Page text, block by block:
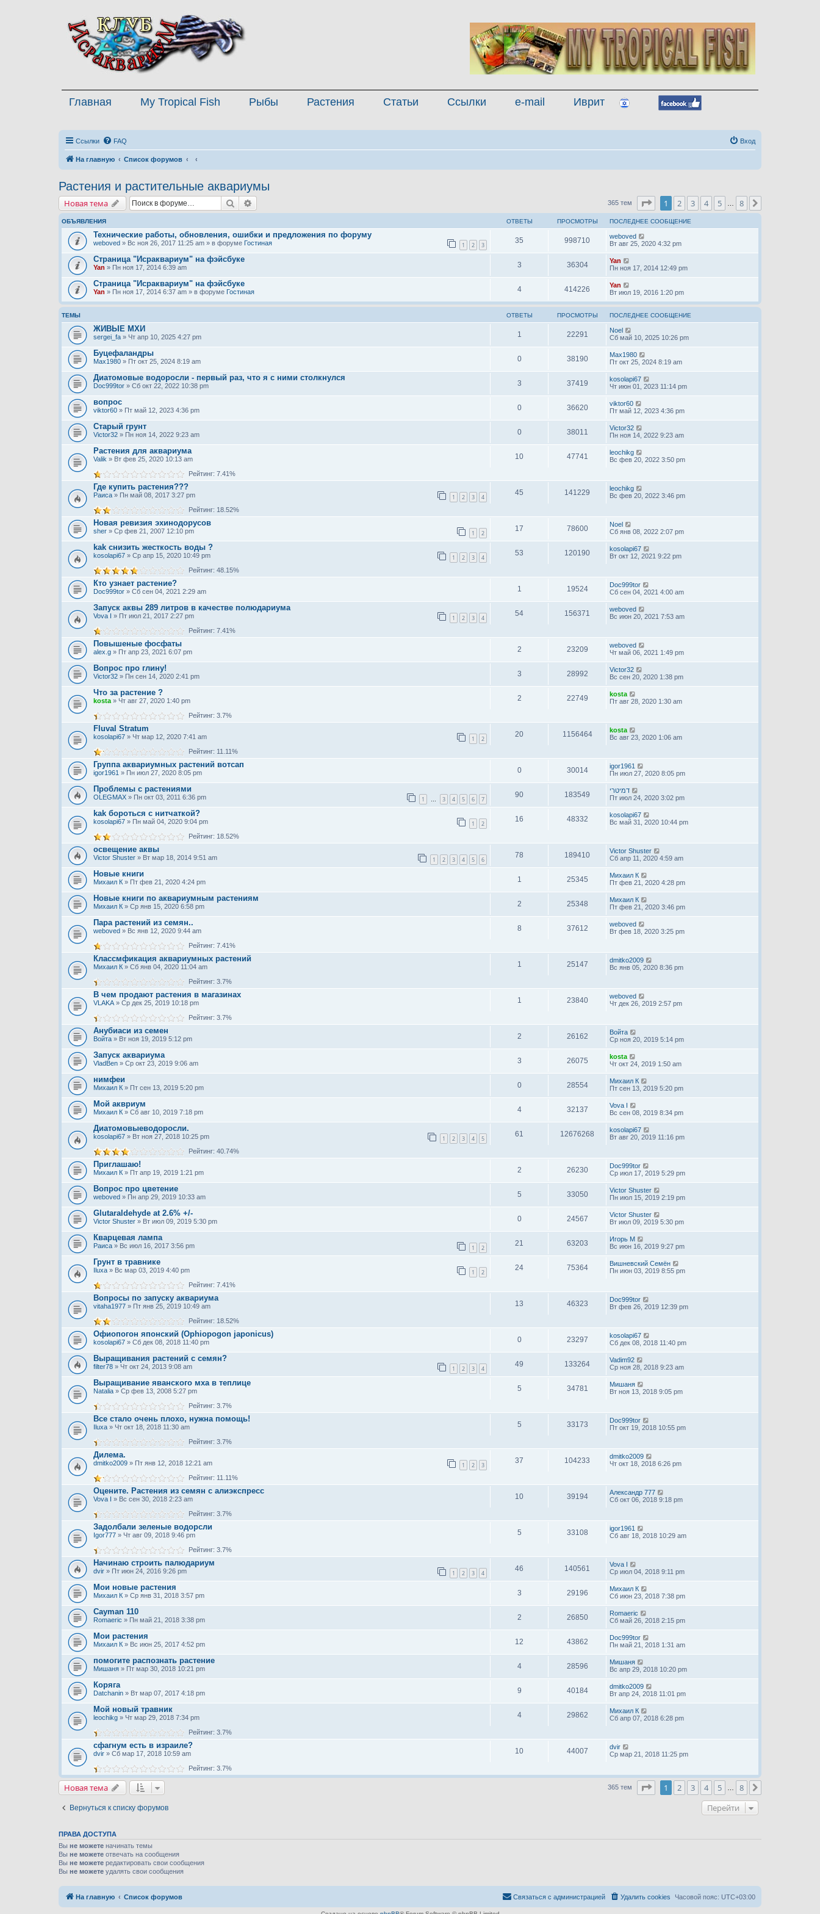
Главная My Tropical Fish Рыбы Растения Статьи Ссылки e-mail Иврит
Ссылки FAQ Вход
На главную Список форумов
Растения и растительные аквариумы
Новая тема Поиск 365 тем Страница 1 из8
1 2 3 4 5 8
ОБЪЯВЛЕНИЯ ОТВЕТЫ ПРОСМОТРЫ ПОСЛЕДНЕЕ СООБЩЕНИЕ
Технические работы, обновления, ошибки и предложения по форуму
weboved » Вс ноя 26, 2017 11:25 am » в форуме Гостиная 1 2 3
35 998710
weboved
Вт авг 25, 2020 4:32 pm
Страница "Исраквариум" на фэйсбуке
Yan » Пн ноя 17, 2014 6:39 am 3 36304
Yan
Пн ноя 17, 2014 12:49 pm
Страница "Исраквариум" на фэйсбуке
Yan » Пн ноя 17, 2014 6:37 am » в форуме Гостиная 4 414226
Yan
Вт июл 19, 2016 1:20 pm
ТЕМЫ ОТВЕТЫ ПРОСМОТРЫ ПОСЛЕДНЕЕ СООБЩЕНИЕ
ЖИВЫЕ МХИ
sergei_fa » Чт апр 10, 2025 4:27 pm 1 22291
Noel
Сб май 10, 2025 10:26 pm
Буцефаландры
Max1980 » Пт окт 25, 2024 8:19 am 0 38190
Max1980
Пт окт 25, 2024 8:19 am
Диатомовые водоросли - первый раз, что я с ними столкнулся
Doc999tor » Сб окт 22, 2022 10:38 pm 3 37419
kosolapi67
Чт июн 01, 2023 11:14 pm
вопрос
viktor60 » Пт май 12, 2023 4:36 pm 0 36620
viktor60
Пт май 12, 2023 4:36 pm
Старый грунт
Victor32 » Пн ноя 14, 2022 9:23 am 0 38011
Victor32
Пн ноя 14, 2022 9:23 am
Растения для аквариума
Valik » Вт фев 25, 2020 10:13 am
Рейтинг: 7.41%
10 47741
leochikg
Вс фев 20, 2022 3:50 pm
Где купить растения???
Раиса » Пн май 08, 2017 3:27 pm 1 2 3 4
Рейтинг: 18.52%
45 141229
leochikg
Вс фев 20, 2022 3:46 pm
Новая ревизия эхинодорусов
sher » Ср фев 21, 2007 12:10 pm 1 2
17 78600
Noel
Сб янв 08, 2022 2:07 pm
kak снизить жeсткость воды ?
kosolapi67 » Ср апр 15, 2020 10:49 pm 1 2 3 4
Рейтинг: 48.15%
53 120190
kosolapi67
Вт окт 12, 2021 9:22 pm
Кто узнает растение?
Doc999tor » Сб сен 04, 2021 2:29 am 1 19524
Doc999tor
Сб сен 04, 2021 4:00 am
Запуск аквы 289 литров в качестве полюдариума
Vova I » Пт июл 21, 2017 2:27 pm 1 2 3 4
Рейтинг: 7.41%
54 156371
weboved
Вс июн 20, 2021 7:53 am
Повышеные фосфаты
alex.g » Пт апр 23, 2021 6:07 pm 2 23209
weboved
Чт май 06, 2021 1:49 pm
Вопрос про глину!
Victor32 » Пн сен 14, 2020 2:41 pm 3 28992
Victor32
Вс сен 20, 2020 1:38 pm
Что за растение ?
kosta » Чт авг 27, 2020 1:40 pm
Рейтинг: 3.7%
2 22749
kosta
Пт авг 28, 2020 1:30 am
Fluval Stratum
kosolapi67 » Чт мар 12, 2020 7:41 am 1 2
Рейтинг: 11.11%
20 1156464
kosta
Вс авг 23, 2020 1:06 am
Группа аквариумных растений вотсап
igor1961 » Пн июл 27, 2020 8:05 pm 0 30014
igor1961
Пн июл 27, 2020 8:05 pm
Проблемы с растениями
OLEGMAX » Пн окт 03, 2011 6:36 pm 1 … 3 4 5 6 7
90 183549
דמיטרי
Пт июл 24, 2020 3:02 pm
kak бороться с нитчаткой?
kosolapi67 » Пн май 04, 2020 9:04 pm 1 2
Рейтинг: 18.52%
16 48332
kosolapi67
Вс май 31, 2020 10:44 pm
освещение аквы
Victor Shuster » Вт мар 18, 2014 9:51 am 1 2 3 4 5 6
78 189410
Victor Shuster
Сб апр 11, 2020 4:59 am
Новые книги
Михаил К » Пт фев 21, 2020 4:24 pm 1 25345
Михаил К
Пт фев 21, 2020 4:28 pm
Новые книги по аквариумным растениям
Михаил К » Ср янв 15, 2020 6:58 pm 2 25348
Михаил К
Пт фев 21, 2020 3:46 pm
Пара растений из семян..
weboved » Вс янв 12, 2020 9:44 am
Рейтинг: 7.41%
8 37612
weboved
Вт фев 18, 2020 3:25 pm
Классмфикация аквариумных растений
Михаил К » Сб янв 04, 2020 11:04 am
Рейтинг: 3.7%
1 25147
dmitko2009
Вс янв 05, 2020 8:36 pm
В чем продают растения в магазинах
VLAKA » Ср дек 25, 2019 10:18 pm
Рейтинг: 3.7%
1 23840
weboved
Чт дек 26, 2019 2:57 pm
Анубиаси из семен
Войта » Вт ноя 19, 2019 5:12 pm 2 26162
Войта
Ср ноя 20, 2019 5:14 pm
Запуск аквариума
VladBen » Ср окт 23, 2019 9:06 am 3 26075
kosta
Чт окт 24, 2019 1:50 am
нимфеи
Михаил К » Пт сен 13, 2019 5:20 pm 0 28554
Михаил К
Пт сен 13, 2019 5:20 pm
Мой аквриум
Михаил К » Сб авг 10, 2019 7:18 pm 4 32137
Vova I
Вс сен 08, 2019 8:34 pm
Диатомовыeводоросли.
kosolapi67 » Вт ноя 27, 2018 10:25 pm 1 2 3 4 5
Рейтинг: 40.74%
61 12676268
kosolapi67
Вт авг 20, 2019 11:16 pm
Приглашаю!
Михаил К » Пт апр 19, 2019 1:21 pm 2 26230
Doc999tor
Ср июл 17, 2019 5:29 pm
Вопрос про цветение
weboved » Пн апр 29, 2019 10:33 am 5 33050
Victor Shuster
Пн июл 15, 2019 2:19 pm
Glutaraldehyde at 2.6% +/-
Victor Shuster » Вт июл 09, 2019 5:30 pm 0 24567
Victor Shuster
Вт июл 09, 2019 5:30 pm
Кварцевая лампа
Раиса » Вс июл 16, 2017 3:56 pm 1 2
21 63203
Игорь М
Вс июн 16, 2019 9:27 pm
Грунт в травнике
Iluxa » Вс мар 03, 2019 4:40 pm 1 2
Рейтинг: 7.41%
24 75364
Вишневский Семён
Пн июн 03, 2019 8:55 pm
Вопросы по запуску аквариума
vitaha1977 » Пт янв 25, 2019 10:49 am
Рейтинг: 18.52%
13 46323
Doc999tor
Вт фев 26, 2019 12:39 pm
Офиопогон японский (Ophiopogon japonicus)
kosolapi67 » Сб дек 08, 2018 11:40 pm 0 23297
kosolapi67
Сб дек 08, 2018 11:40 pm
Выращивания растений с семян?
filter78 » Чт окт 24, 2013 9:08 am 1 2 3 4
49 133264
Vadim92
Ср ноя 28, 2018 9:23 am
Выращивание яванского мха в теплице
Natalia » Ср фев 13, 2008 5:27 pm
Рейтинг: 3.7%
5 34781
Мишаня
Вт ноя 13, 2018 9:05 pm
Все стало очень плохо, нужна помощь!
Iluxa » Чт окт 18, 2018 11:30 am
Рейтинг: 3.7%
5 33173
Doc999tor
Пт окт 19, 2018 10:55 pm
Дилема.
dmitko2009 » Пт янв 12, 2018 12:21 am 1 2 3
Рейтинг: 11.11%
37 104233
dmitko2009
Чт окт 18, 2018 6:26 pm
Оцените. Растения из семян с алиэкспресс
Vova I » Вс сен 30, 2018 2:23 am
Рейтинг: 3.7%
10 39194
Александр 777
Сб окт 06, 2018 9:18 pm
Задолбали зеленые водорсли
Igor777 » Чт авг 09, 2018 9:46 pm
Рейтинг: 3.7%
5 33108
igor1961
Сб авг 18, 2018 10:29 am
Начинаю строить палюдариум
dvir » Пт июн 24, 2016 9:26 pm 1 2 3 4
46 140561
Vova I
Ср июл 04, 2018 9:11 pm
Мои новые растения
Михаил К » Ср янв 31, 2018 3:57 pm 3 29196
Михаил К
Сб июн 23, 2018 7:38 pm
Cayman 110
Romaeric » Пн май 21, 2018 3:38 pm 2 26850
Romaeric
Сб май 26, 2018 2:15 pm
Мои растения
Михаил К » Вс июн 25, 2017 4:52 pm 12 43862
Doc999tor
Пн май 21, 2018 1:31 am
помогите распознать растение
Мишаня » Пт мар 30, 2018 10:21 pm 4 28596
Мишаня
Вс апр 29, 2018 10:20 pm
Коряга
Datchanin » Вт мар 07, 2017 4:18 pm 9 40184
dmitko2009
Вт апр 24, 2018 11:01 pm
Мой новый травник
leochikg » Чт мар 29, 2018 7:34 pm
Рейтинг: 3.7%
4 29862
Михаил К
Сб апр 07, 2018 6:28 pm
сфагнум есть в израиле?
dvir » Сб мар 17, 2018 10:59 am
Рейтинг: 3.7%
10 44007
dvir
Ср мар 21, 2018 11:25 pm
Новая тема 365 тем Страница 1 из8
1 2 3 4 5 8
Вернуться к списку форумов Перейти
ПРАВА ДОСТУПА
Вы не можете начинать темы
Вы не можете отвечать на сообщения
Вы не можете редактировать свои сообщения
Вы не можете удалять свои сообщения
На главную Список форумов Часовой пояс: UTC+03:00
Удалить cookies
Связаться с администрацией